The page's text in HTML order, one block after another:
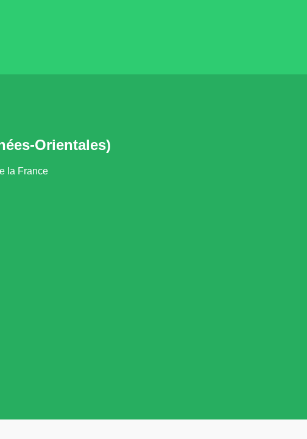
Orientales)
la France